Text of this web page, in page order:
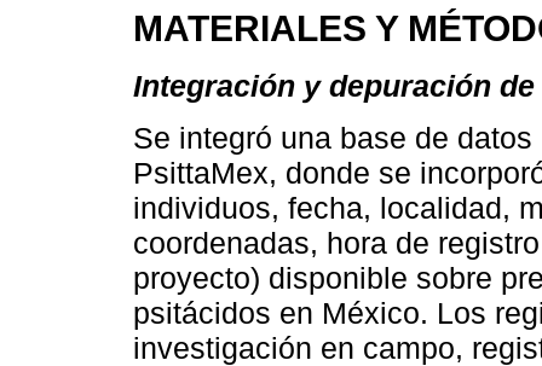
MATERIALES Y
Integración y depuración
Se integró una base de
PsittaMex, donde se
individuos, fecha, localidad,
coordenadas, hora de
proyecto) disponible sobre
psitácidos en México. Los
investigación en campo,